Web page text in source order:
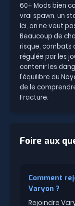
60+ Mods bien
vrai spawn, un
Ici, on ne veut
Beaucoup de
risque, combats
régulée par les
contenir les
l'équilibre du
de le
Fracture.
Foire aux
Comment
Varyon ?
Rejoindre